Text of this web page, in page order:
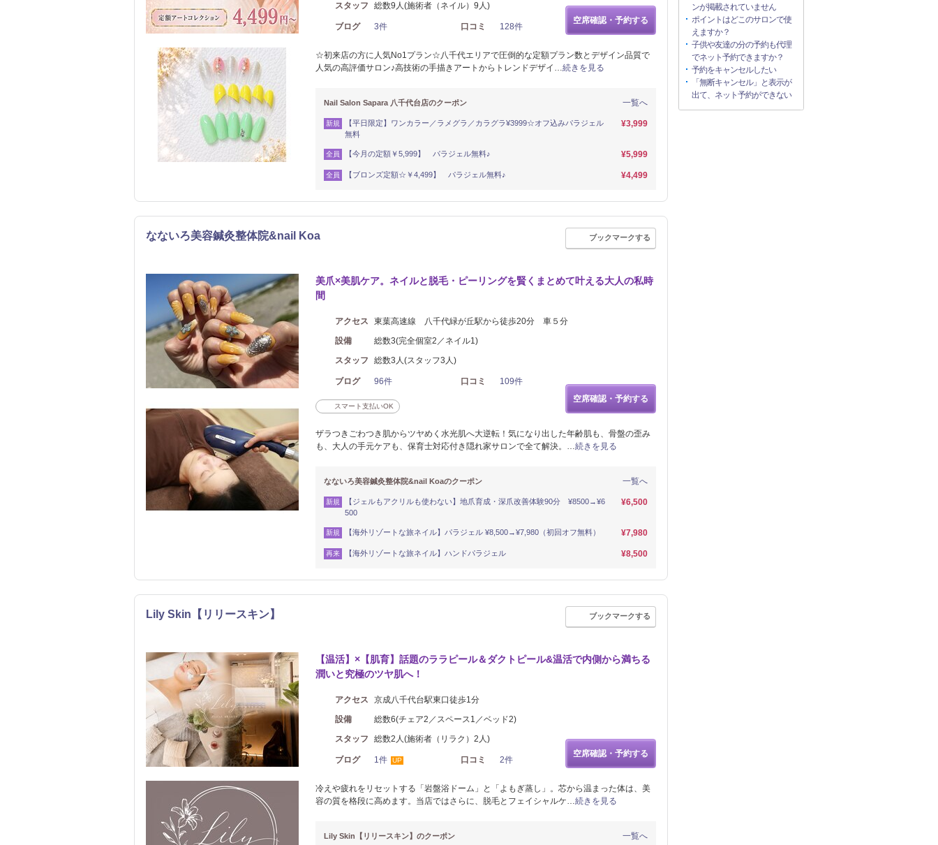
スタッフ
総数9人(施術者（ネイル）9人)
ブログ 3件 口コミ 128件
空席確認・予約する
☆初来店の方に人気No1プラン☆八千代エリアで圧倒的な定額プラン数とデザイン品質で
人気の高評価サロン♪高技術の手描きアートからトレンドデザイ…続きを見る
一覧へ
Nail Salon Sapara 八千代台店のクーポン
新規
【平日限定】ワンカラー／ラメグラ／カラグラ¥3999☆オフ込みパラジェル
無料
¥3,999
全員 【今月の定額￥5,999】 パラジェル無料♪ ¥5,999
全員 【ブロンズ定額☆￥4,499】 パラジェル無料♪ ¥4,499
なないろ美容鍼灸整体院&nail Koa ブックマークする
美爪×美肌ケア。ネイルと脱毛・ピーリングを賢くまとめて叶える大人の私時
間
アクセス
東葉高速線 八千代緑が丘駅から徒歩20分 車５分
設備
総数3(完全個室2／ネイル1)
スタッフ
総数3人(スタッフ3人)
ブログ 96件 口コミ 109件
スマート支払いOK
空席確認・予約する
ザラつきごわつき肌からツヤめく水光肌へ大逆転！気になり出した年齢肌も、骨盤の歪み
も、大人の手元ケアも、保育士対応付き隠れ家サロンで全て解決。…続きを見る
一覧へ
なないろ美容鍼灸整体院&nail Koaのクーポン
新規
【ジェルもアクリルも使わない】地爪育成・深爪改善体験90分 ¥8500→¥6
500
¥6,500
新規 【海外リゾートな旅ネイル】パラジェル ¥8,500→¥7,980（初回オフ無料） ¥7,980
再来 【海外リゾートな旅ネイル】ハンドパラジェル ¥8,500
Lily Skin【リリースキン】 ブックマークする
【温活】×【肌育】話題のララピール＆ダクトピール&温活で内側から満ちる
潤いと究極のツヤ肌へ！
アクセス
京成八千代台駅東口徒歩1分
設備
総数6(チェア2／スペース1／ベッド2)
スタッフ
総数2人(施術者（リラク）2人)
ブログ 1件 UP 口コミ 2件
空席確認・予約する
冷えや疲れをリセットする「岩盤浴ドーム」と「よもぎ蒸し」。芯から温まった体は、美
容の質を格段に高めます。当店ではさらに、脱毛とフェイシャルケ…続きを見る
一覧へ
Lily Skin【リリースキン】のクーポン
ンが掲載されていません
ポイントはどこのサロンで使
えますか？
子供や友達の分の予約も代理
でネット予約できますか？
予約をキャンセルしたい
「無断キャンセル」と表示が
出て、ネット予約ができない